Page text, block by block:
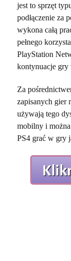
jest to sprzęt
podłączenie za
wykona całą
pełnego
PlayStation
kontynuacje gry
Za
zapisanych gier
używają tego
mobilny i
PS4 grać w gry